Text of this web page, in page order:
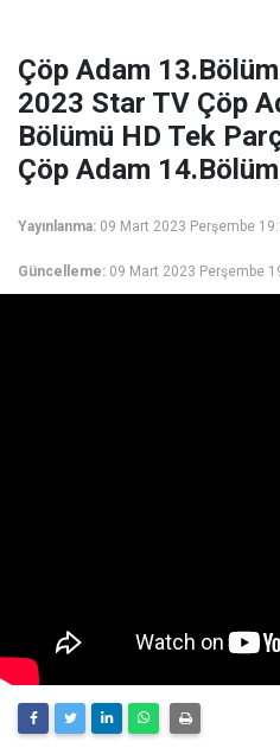
Çöp Adam
2023 Star TV Çöp
Bölümü HD Tek
Çöp Adam
Yayınlanma: 09 Mart 2023 Perşembe
Güncelleme: 09 Mart 2023 Perşembe